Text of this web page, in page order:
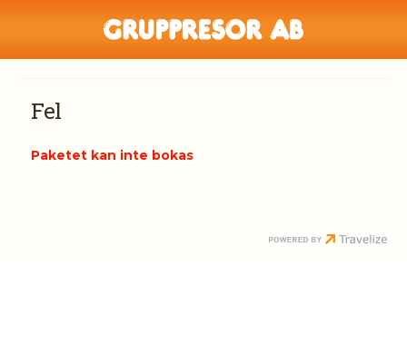
Fel
Paketet kan inte bokas